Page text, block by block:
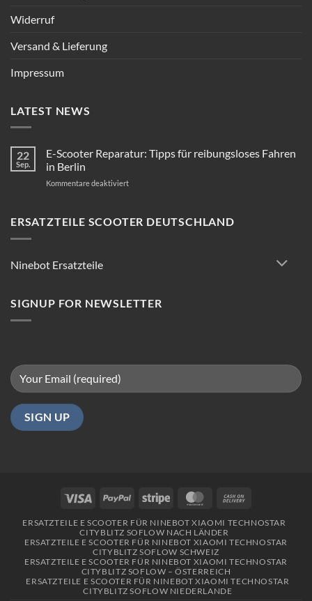
Widerruf
Versand & Lieferung
Impressum
LATEST NEWS
22
Sep.
E-Scooter Reparatur: Tipps für reibungsloses Fahren
in Berlin
Kommentare deaktiviertfür
Reparatur:
ERSATZTEILE SCOOTER DEUTSCHLAND
Ninebot Ersatzteile
SIGNUP FOR NEWSLETTER
Visa PayPal Stripe MasterCard
Delivery
ERSATZTEILE E SCOOTER FÜR NINEBOT XIAOMI TECHNOSTAR
CITYBLITZ SOFLOW NACH LÄNDER
ERSATZTEILE E SCOOTER FÜR NINEBOT XIAOMI TECHNOSTAR
CITYBLITZ SOFLOW SCHWEIZ
ERSATZTEILE E SCOOTER FÜR NINEBOT XIAOMI TECHNOSTAR
CITYBLITZ SOFLOW – ÖSTERREICH
ERSATZTEILE E SCOOTER FÜR NINEBOT XIAOMI TECHNOSTAR
CITYBLITZ SOFLOW NIEDERLANDE